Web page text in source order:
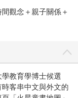
觀念＋親子關係＋
教育學博士候選
客串中文與外文的